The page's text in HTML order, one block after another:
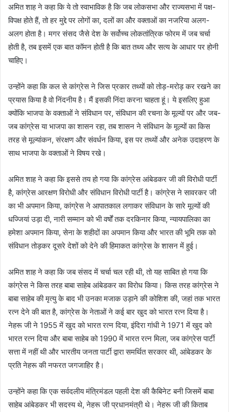
अमित शाह ने कहा कि ये तो स्वाभाविक है कि जब लोकसभा और राज्यसभा में पक्ष-
विपक्ष होते हैं, तो हर मुद्दे पर लोगों का, दलों का और वक्ताओं का नजरिया अलग-
अलग होता है। मगर संसद जैसे देश के सर्वोच्च लोकतांत्रिक फोरम में जब चर्चा
होती है, तब इसमें एक बात कॉमन होती है कि बात तथ्य और सत्य के आधार पर होनी
चाहिए।
उन्होंने कहा कि कल से कांग्रेस ने जिस प्रकार तथ्यों को तोड़-मरोड़ कर रखने का
प्रयास किया है वो निंदनीय है। मैं इसकी निंदा करना चाहता हूं। ये इसलिए हुआ
क्योंकि भाजपा के वक्ताओं ने संविधान पर, संविधान की रचना के मूल्यों पर और जब-
जब कांग्रेस या भाजपा का शासन रहा, तब शासन ने संविधान के मूल्यों का किस
तरह से मूल्यांकन, संरक्षण और संवर्धन किया, इस पर तथ्यों और अनेक उदाहरण के
साथ भाजपा के वक्ताओं ने विषय रखे।
अमित शाह ने कहा कि इससे तय हो गया कि कांग्रेस आंबेडकर जी की विरोधी पार्टी
है, कांग्रेस आरक्षण विरोधी और संविधान विरोधी पार्टी है। कांग्रेस ने सावरकर जी
का भी अपमान किया, कांग्रेस ने आपातकाल लगाकर संविधान के सारे मूल्यों की
धज्जियां उड़ा दी, नारी सम्मान को भी वर्षों तक दरकिनार किया, न्यायपालिका का
हमेशा अपमान किया, सेना के शहीदों का अपमान किया और भारत की भूमि तक को
संविधान तोड़कर दूसरे देशों को देने की हिमाकत कांग्रेस के शासन में हुई।
अमित शाह ने कहा कि जब संसद में चर्चा चल रही थी, तो यह साबित हो गया कि
कांग्रेस ने किस तरह बाबा साहेब आंबेडकर का विरोध किया। किस तरह कांग्रेस ने
बाबा साहेब की मृत्यु के बाद भी उनका मजाक उड़ाने की कोशिश की, जहां तक भारत
रत्न देने की बात है, कांग्रेस के नेताओं ने कई बार खुद को भारत रत्न दिया है।
नेहरू जी ने 1955 में खुद को भारत रत्न दिया, इंदिरा गांधी ने 1971 में खुद को
भारत रत्न दिया और बाबा साहेब को 1990 में भारत रत्न मिला, जब कांग्रेस पार्टी
सत्ता में नहीं थी और भारतीय जनता पार्टी द्वारा समर्थित सरकार थी, आंबेडकर के
प्रति नेहरू की नफरत जगजाहिर है।
उन्होंने कहा कि एक सर्वदलीय मंत्रिमंडल पहली देश की कैबिनेट बनी जिसमें बाबा
साहेब आंबेडकर भी सदस्य थे, नेहरू जी प्रधानमंत्री थे। नेहरू जी की किताब